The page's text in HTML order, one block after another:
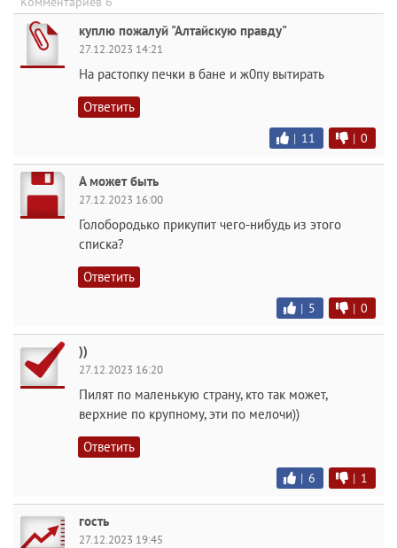
куплю пожалуй "Алтайскую правду"
27.12.2023 14:21
На растопку печки в бане и ж0пу вытирать
Ответить
| 11 | 0
А может быть
27.12.2023 16:00
Голобородько прикупит чего-нибудь из этого
списка?
Ответить
| 5 | 0
))
27.12.2023 16:20
Пилят по маленькую страну, кто так может,
верхние по крупному, эти по мелочи))
Ответить
| 6 | 1
гость
27.12.2023 19:45